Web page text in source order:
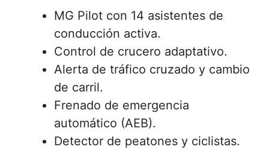
MG Pilot con 14 asistentes de
conducción activa.
Control de crucero adaptativo.
Alerta de tráfico cruzado y cambio
de carril.
Frenado de emergencia
automático (AEB).
Detector de peatones y ciclistas.